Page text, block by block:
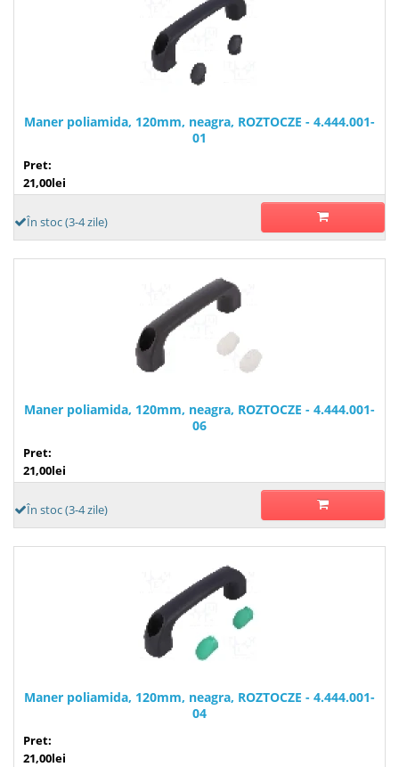
Maner poliamida, 120mm, neagra, ROZTOCZE - 4.444.001-
01
Pret:
21,00lei
În stoc (3-4 zile)
Maner poliamida, 120mm, neagra, ROZTOCZE - 4.444.001-
06
Pret:
21,00lei
În stoc (3-4 zile)
Maner poliamida, 120mm, neagra, ROZTOCZE - 4.444.001-
04
Pret:
21,00lei